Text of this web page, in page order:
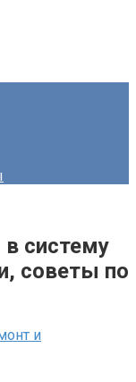
систему
советы по
и